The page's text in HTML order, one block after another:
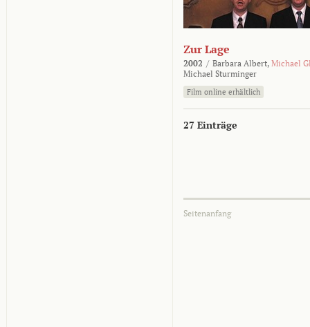
Zur Lage
2002 / Barbara Albert, Michael
Michael Sturminger
Film online erhältlich
27 Einträge
Seitenanfang